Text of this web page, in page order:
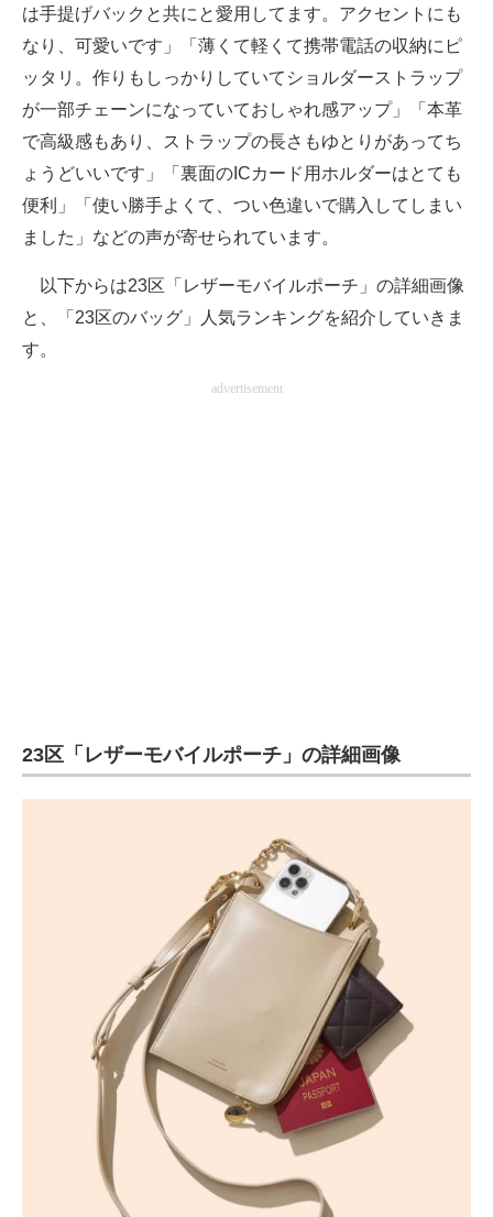
は手提げバックと共にと愛用してます。アクセントにも
なり、可愛いです」「薄くて軽くて携帯電話の収納にピ
ッタリ。作りもしっかりしていてショルダーストラップ
が一部チェーンになっていておしゃれ感アップ」「本革
で高級感もあり、ストラップの長さもゆとりがあってち
ょうどいいです」「裏面のICカード用ホルダーはとても
便利」「使い勝手よくて、つい色違いで購入してしまい
ました」などの声が寄せられています。
以下からは23区「レザーモバイルポーチ」の詳細画像
と、「23区のバッグ」人気ランキングを紹介していきま
す。
advertisement
23区「レザーモバイルポーチ」の詳細画像